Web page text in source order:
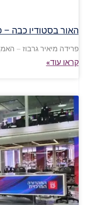
האור בסטודיו כבה –
פרידה מיאיר גרבוז –
קראו עוד»